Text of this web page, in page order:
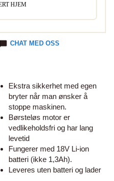
HJEM
CHAT MED OSS
Ekstra sikkerhet med egen
bryter når man ønsker å
stoppe maskinen.
Børsteløs motor er
vedlikeholdsfri og har lang
levetid
Fungerer med 18V Li-ion
batteri (ikke 1,3Ah).
Leveres uten batteri og lader